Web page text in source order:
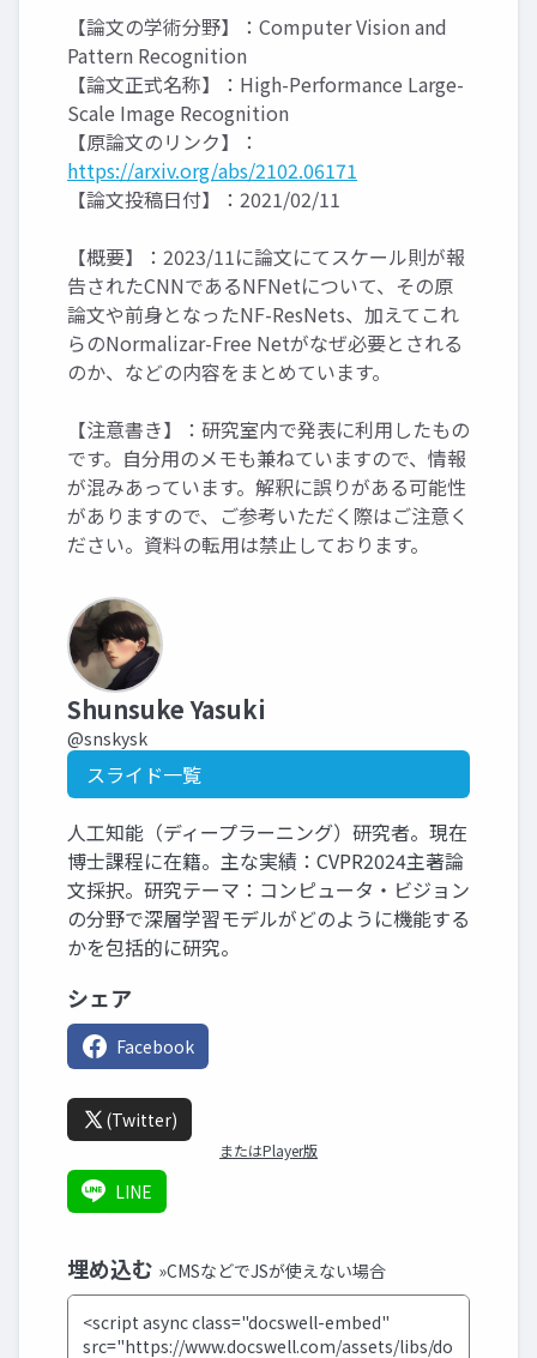
【論文の学術分野】：Computer Vision and
Pattern Recognition
【論文正式名称】：High-Performance Large-
Scale Image Recognition
【原論文のリンク】：
https://arxiv.org/abs/2102.06171
【論文投稿日付】：2021/02/11
【概要】：2023/11に論文にてスケール則が報
告されたCNNであるNFNetについて、その原
論文や前身となったNF-ResNets、加えてこれ
らのNormalizar-Free Netがなぜ必要とされる
のか、などの内容をまとめています。
【注意書き】：研究室内で発表に利用したもの
です。自分用のメモも兼ねていますので、情報
が混みあっています。解釈に誤りがある可能性
がありますので、ご参考いただく際はご注意く
ださい。資料の転用は禁止しております。
Shunsuke Yasuki
@snskysk
スライド一覧
人工知能（ディープラーニング）研究者。現在
博士課程に在籍。主な実績：CVPR2024主著論
文採択。研究テーマ：コンピュータ・ビジョン
の分野で深層学習モデルがどのように機能する
かを包括的に研究。
シェア
Facebook
(Twitter)
またはPlayer版
LINE
埋め込む »CMSなどでJSが使えない場合